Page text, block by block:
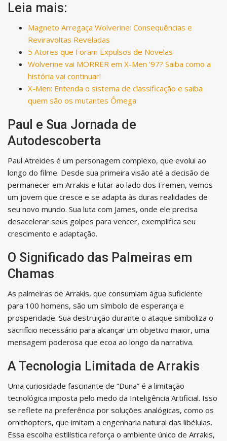
Leia mais:
Magneto Arregaça Wolverine: Consequências e
Reviravoltas Reveladas
5 Atores que Foram Expulsos de Novelas
Wolverine vai MORRER em X-Men ’97? Saiba como a
história vai continuar!
X-Men: Entenda o sistema de classificação e saiba
quem são os mutantes Ômega
Paul e Sua Jornada de
Autodescoberta
Paul Atreides é um personagem complexo, que evolui ao
longo do filme. Desde sua primeira visão até a decisão de
permanecer em Arrakis e lutar ao lado dos Fremen, vemos
um jovem que cresce e se adapta às duras realidades de
seu novo mundo. Sua luta com James, onde ele precisa
desacelerar seus golpes para vencer, exemplifica seu
crescimento e adaptação.
O Significado das Palmeiras em
Chamas
As palmeiras de Arrakis, que consumiam água suficiente
para 100 homens, são um símbolo de esperança e
prosperidade. Sua destruição durante o ataque simboliza o
sacrifício necessário para alcançar um objetivo maior, uma
mensagem poderosa que ecoa ao longo da narrativa.
A Tecnologia Limitada de Arrakis
Uma curiosidade fascinante de “Duna” é a limitação
tecnológica imposta pelo medo da Inteligência Artificial. Isso
se reflete na preferência por soluções analógicas, como os
ornithopters, que imitam a engenharia natural das libélulas.
Essa escolha estilística reforça o ambiente único de Arrakis,